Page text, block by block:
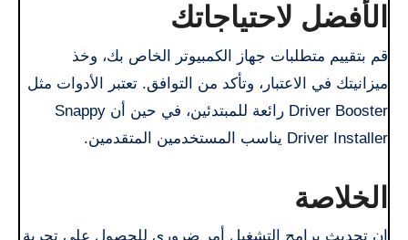
الأفضل لاحتياجاتك
قم بتقييم متطلبات جهاز الكمبيوتر الخاص بك، وخذ
ميزانيتك في الاعتبار، وتأكد من التوافق. تعتبر الأدوات مثل
Driver Booster رائعة للمبتدئين، في حين أن Snappy
Driver Installer يناسب المستخدمين المتقدمين.
الخلاصة
إن تحديث برامج التشغيل أمر ضروري للحصول على تجربة